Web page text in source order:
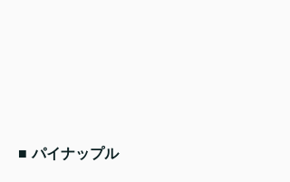
■ パイナップル